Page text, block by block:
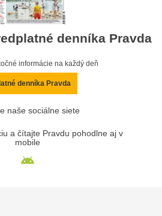
denníka Pravda
informácie na každý deň
denníka Pravda
naše sociálne siete
a čítajte Pravdu pohodlne aj v
mobile